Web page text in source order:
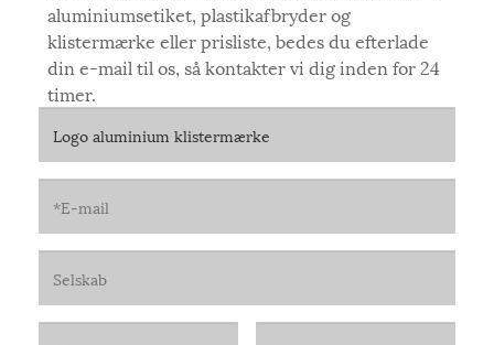
aluminiumsetiket, plastikafbryder og
klistermærke eller prisliste, bedes du efterlade
din e-mail til os, så kontakter vi dig inden for 24
timer.